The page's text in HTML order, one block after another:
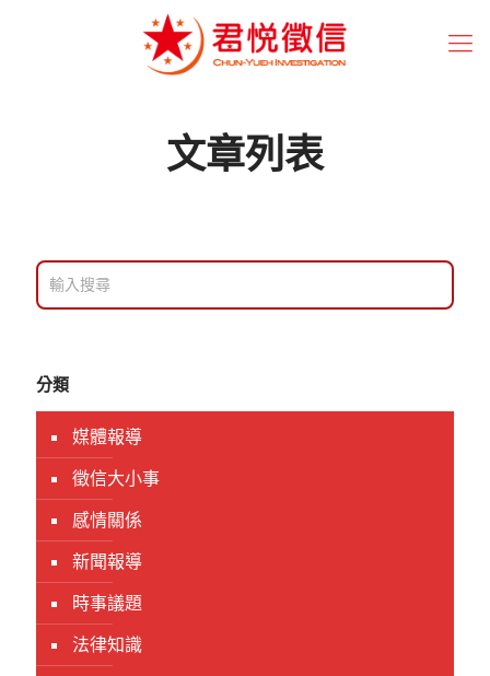
文章列表
分類
媒體報導
徵信大小事
感情關係
新聞報導
時事議題
法律知識